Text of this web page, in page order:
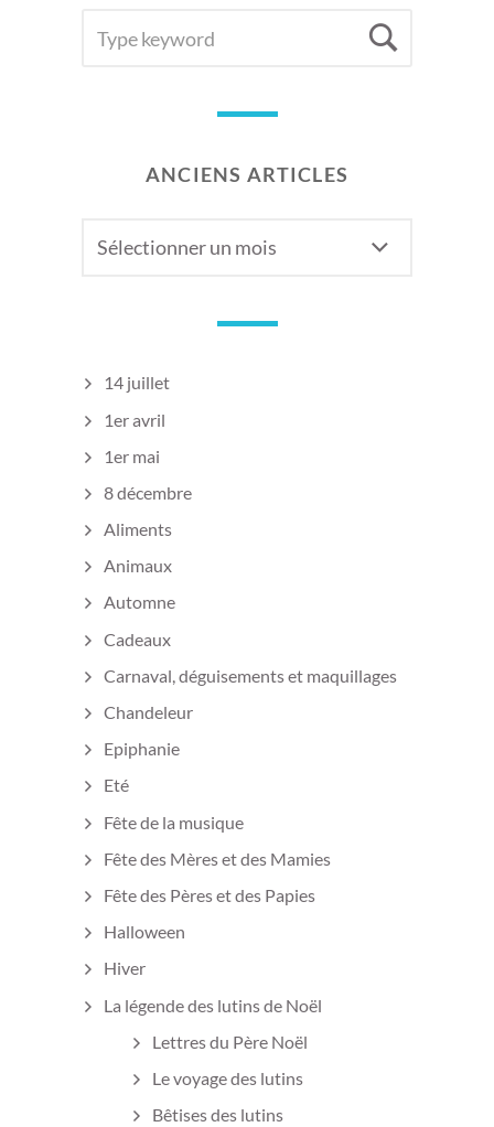
FOR:
ANCIENS ARTICLES
14 juillet
1er avril
1er mai
8 décembre
Aliments
Animaux
Automne
Cadeaux
Carnaval, déguisements et maquillages
Chandeleur
Epiphanie
Eté
Fête de la musique
Fête des Mères et des Mamies
Fête des Pères et des Papies
Halloween
Hiver
La légende des lutins de Noël
Lettres du Père Noël
Le voyage des lutins
Bêtises des lutins